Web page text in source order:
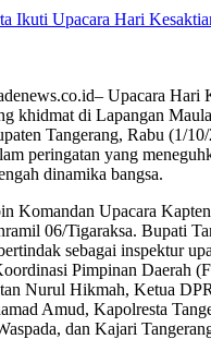
Upacara Hari
khidmat di Lapangan
Tangerang, Rabu (1/
peringatan yang
dinamika bangsa.
Komandan Upacara
06/Tigaraksa. Bupati
sebagai inspektur
Pimpinan Daerah
Nurul Hikmah, Ketua
Amud, Kapolresta
dan Kajari